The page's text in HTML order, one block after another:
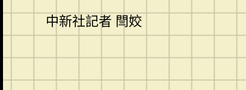
中新社記者 閆姣